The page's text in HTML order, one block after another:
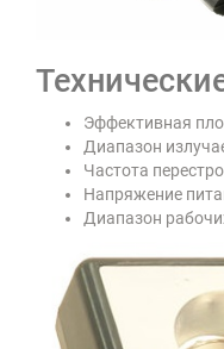
Эффективная
Диапазон
Частота
Напряжение
Диапазон